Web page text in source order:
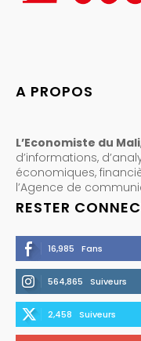
A PROPOS
L’Economiste du Mali
d’informations,
économiques,
l’Agence de
RESTER
16,985 Fans
564,865 Suiveurs
2,458 Suiveurs